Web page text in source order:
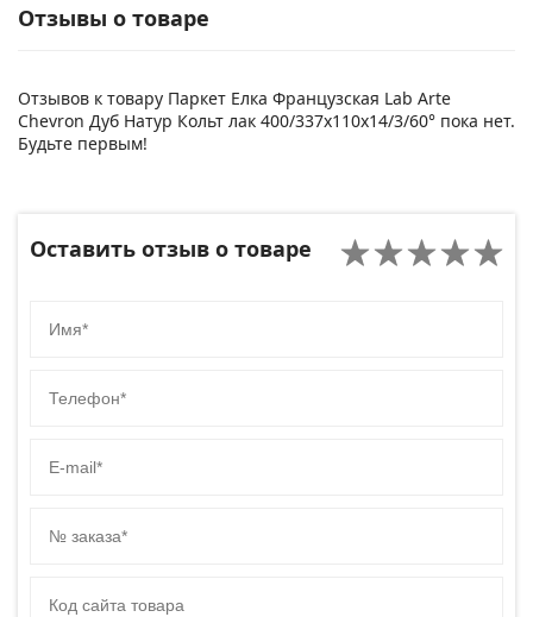
Отзывы о товаре
Отзывов к товару Паркет Елка Французская Lab Arte
Chevron Дуб Натур Кольт лак 400/337х110х14/3/60° пока нет.
Будьте первым!
Оставить отзыв о товаре